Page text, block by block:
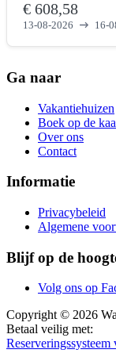
€ 608,58
13-08-2026 16-
Ga naar
Vakantiehuizen
Boek op de
Over ons
Contact
Informatie
Privacybeleid
Algemene
Blijf op de
Volg ons op
Copyright © 2026
Betaal veilig met:
Reserveringssysteem